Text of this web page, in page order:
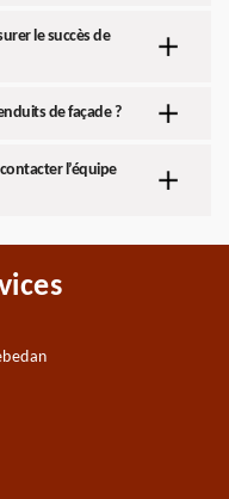
le succès de
de façade ?
l’équipe